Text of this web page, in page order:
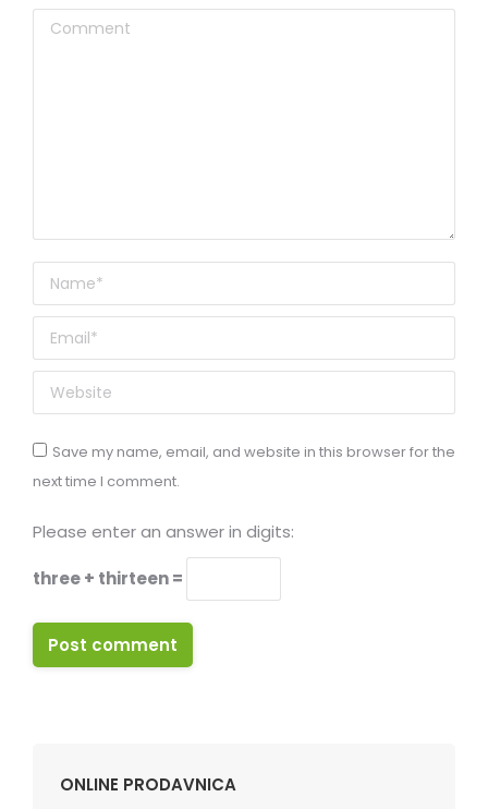
Comment
Name *
Email *
Website
Save my name, email, and website in this browser for the
next time I comment.
Please enter an answer in digits:
three + thirteen =
Post comment
ONLINE PRODAVNICA